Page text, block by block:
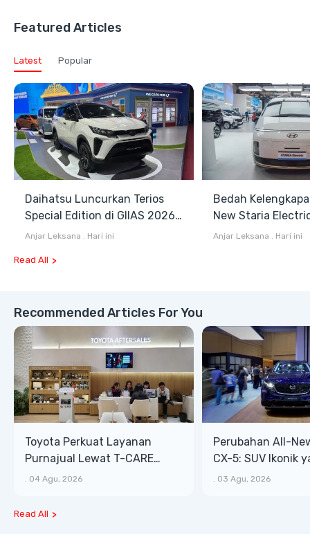
Featured Articles
Latest Popular
Daihatsu Luncurkan Terios
Special Edition di GIIAS 2026,
Stok Terbatas
Anjar Leksana Hari ini
Bedah
New Staria
Hybrid yang
Anjar Leksana Hari ini
Read All
Recommended Articles For You
Toyota Perkuat Layanan
Purnajual Lewat T-CARE
XTRA, Manfaat Lebih Besar
04 Agu, 2026
Perubahan All-
CX-5: SUV Ikonik
Bongsor, Mewah,
03 Agu, 2026
Read All